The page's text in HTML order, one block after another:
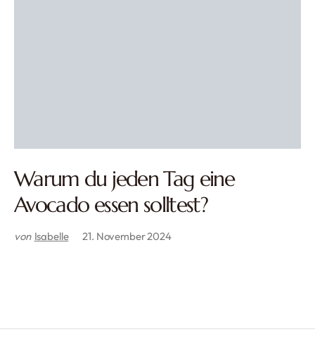
Warum du jeden Tag eine
Avocado essen solltest?
von Isabelle 21. November 2024